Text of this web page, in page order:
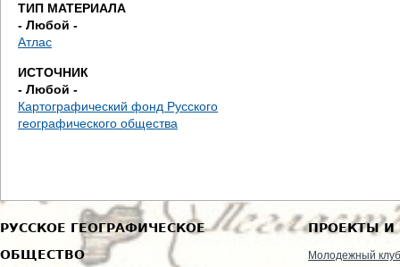
е
с
ь
ТИП МАТЕРИАЛА
- Любой -
Атлас
ИСТОЧНИК
- Любой -
Картографический фонд Русского
географического общества
РУССКОЕ ГЕОГРАФИЧЕСКОЕ
ОБЩЕСТВО
ПРОЕКТЫ И
Молодежный клуб